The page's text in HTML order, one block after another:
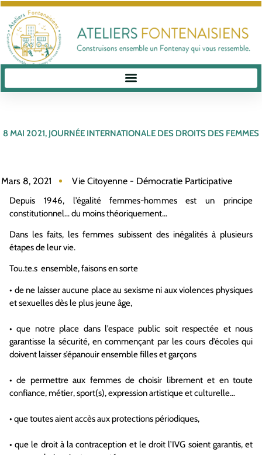
8 MAI 2021, JOURNÉE INTERNATIONALE DES DROITS DES FEMMES
Mars 8, 2021 Vie Citoyenne - Démocratie Participative
Depuis 1946, l’égalité femmes-hommes est un principe
constitutionnel… du moins théoriquement…
Dans les faits, les femmes subissent des inégalités à plusieurs
étapes de leur vie.
Tou.te.s ensemble, faisons en sorte
• de ne laisser aucune place au sexisme ni aux violences physiques
et sexuelles dès le plus jeune âge,
•que notre place dans l’espace public soit respectée et nous
garantisse la sécurité, en commençant par les cours d’écoles qui
doivent laisser s’épanouir ensemble filles et garçons
•de permettre aux femmes de choisir librement et en toute
confiance, métier, sport(s), expression artistique et culturelle…
• quetoutes aientaccès aux protections périodiques,
•que le droit à la contraception et le droit l’IVG soient garantis, et